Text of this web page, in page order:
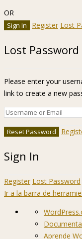
OR
Register Lost
Lost Password
Please enter your
link to create a new
Sign In
Register Lost Password
Ir a la barra de
Acerca
WordPress
Aprende